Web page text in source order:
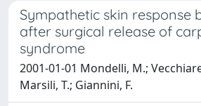
Sympathetic skin response
after surgical release of
syndrome
2001-01-01 Mondelli, M.;
Marsili, T.; Giannini, F.